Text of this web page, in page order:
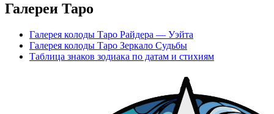
Галереи Таро
Галерея колоды Таро Райдера — Уэйта
Галерея колоды Таро Зеркало Судьбы
Таблица знаков зодиака по датам и стихиям